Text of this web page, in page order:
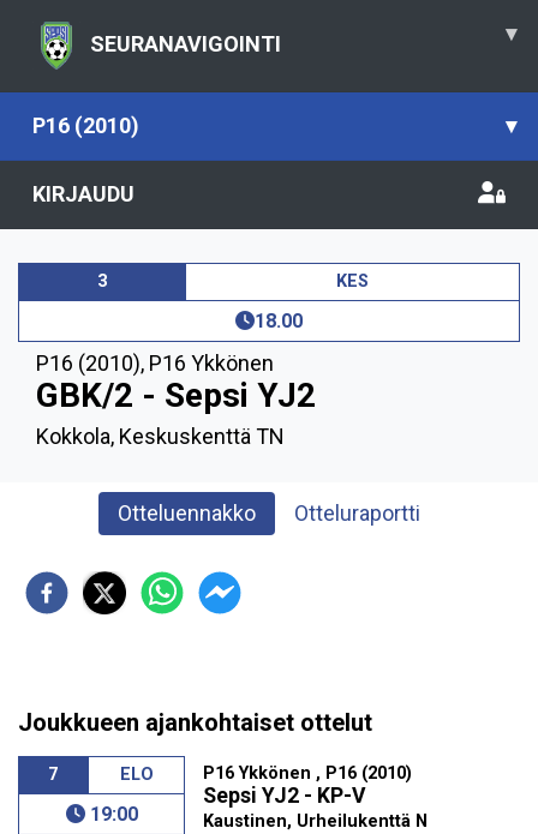
SEURANAVIGOINTI ▾
P16 (2010) ▾
KIRJAUDU
3 KES
18.00
P16 (2010), P16 Ykkönen
GBK/2 - Sepsi YJ2
Kokkola, Keskuskenttä TN
Otteluennakko Otteluraportti
Joukkueen ajankohtaiset ottelut
7 ELO
19:00
P16 Ykkönen , P16 (2010)
Sepsi YJ2 - KP-V
Kaustinen, Urheilukenttä N